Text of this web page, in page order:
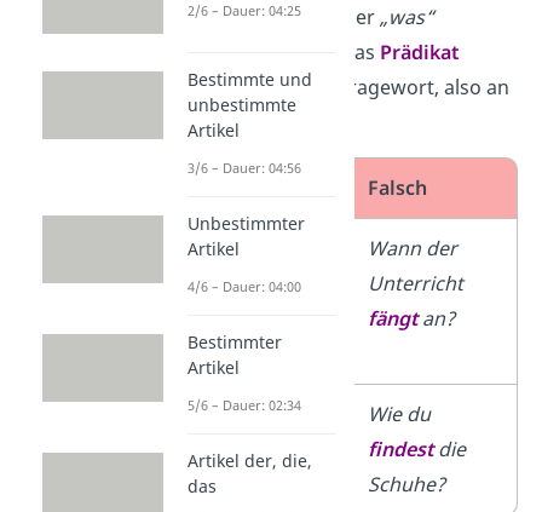
„wie“, „warum“
oder„was“
eingeleitet, steht das Prädikat
direkt nach dem Fragewort, also an
zweiter Stelle
Falsch
Wann
der
an?
Wann der
Unterricht
fängt an?
Wiefindest
du die
Schuhe?
Wie du
findestdie
Schuhe?
2/6 – Dauer: 04:25
Bestimmte und
unbestimmte
Artikel
3/6 – Dauer: 04:56
Unbestimmter
Artikel
4/6 – Dauer: 04:00
Bestimmter
Artikel
5/6 – Dauer: 02:34
Artikel der, die,
das